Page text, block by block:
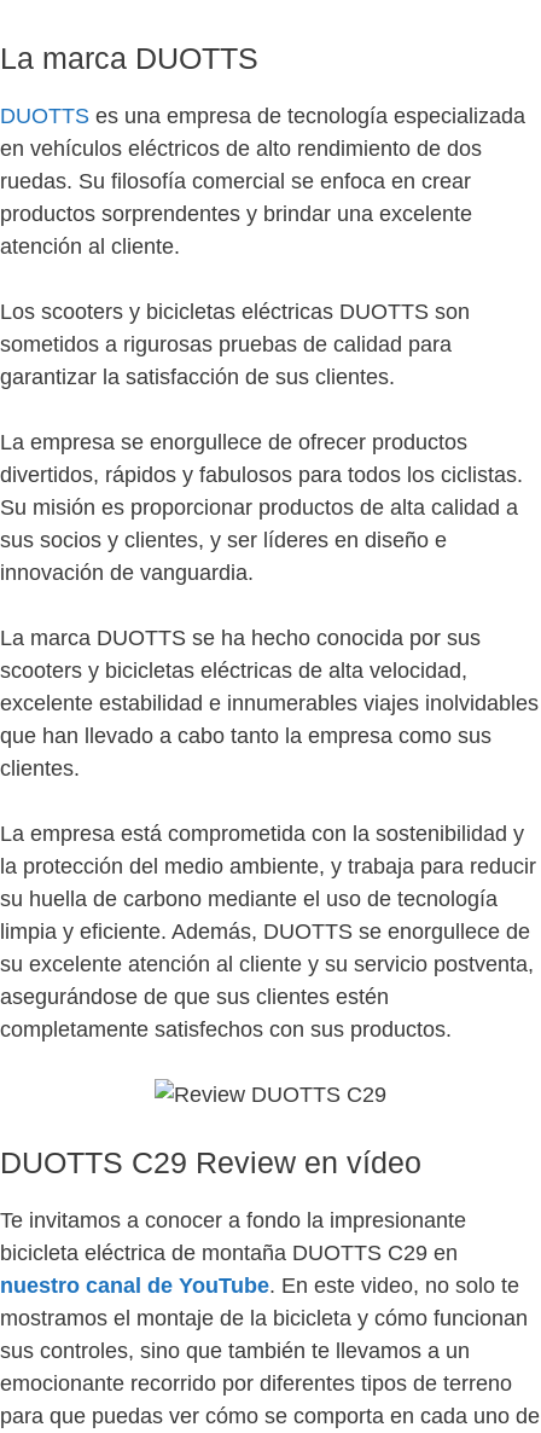
La marca DUOTTS
DUOTTS es una empresa de tecnología especializada
en vehículos eléctricos de alto rendimiento de dos
ruedas. Su filosofía comercial se enfoca en crear
productos sorprendentes y brindar una excelente
atención al cliente.
Los scooters y bicicletas eléctricas DUOTTS son
sometidos a rigurosas pruebas de calidad para
garantizar la satisfacción de sus clientes.
La empresa se enorgullece de ofrecer productos
divertidos, rápidos y fabulosos para todos los ciclistas.
Su misión es proporcionar productos de alta calidad a
sus socios y clientes, y ser líderes en diseño e
innovación de vanguardia.
La marca DUOTTS se ha hecho conocida por sus
scooters y bicicletas eléctricas de alta velocidad,
excelente estabilidad e innumerables viajes inolvidables
que han llevado a cabo tanto la empresa como sus
clientes.
La empresa está comprometida con la sostenibilidad y
la protección del medio ambiente, y trabaja para reducir
su huella de carbono mediante el uso de tecnología
limpia y eficiente. Además, DUOTTS se enorgullece de
su excelente atención al cliente y su servicio postventa,
asegurándose de que sus clientes estén
completamente satisfechos con sus productos.
DUOTTS C29 Review en vídeo
Te invitamos a conocer a fondo la impresionante
bicicleta eléctrica de montaña DUOTTS C29 en
nuestro canal de YouTube. En este video, no solo te
mostramos el montaje de la bicicleta y cómo funcionan
sus controles, sino que también te llevamos a un
emocionante recorrido por diferentes tipos de terreno
para que puedas ver cómo se comporta en cada uno de